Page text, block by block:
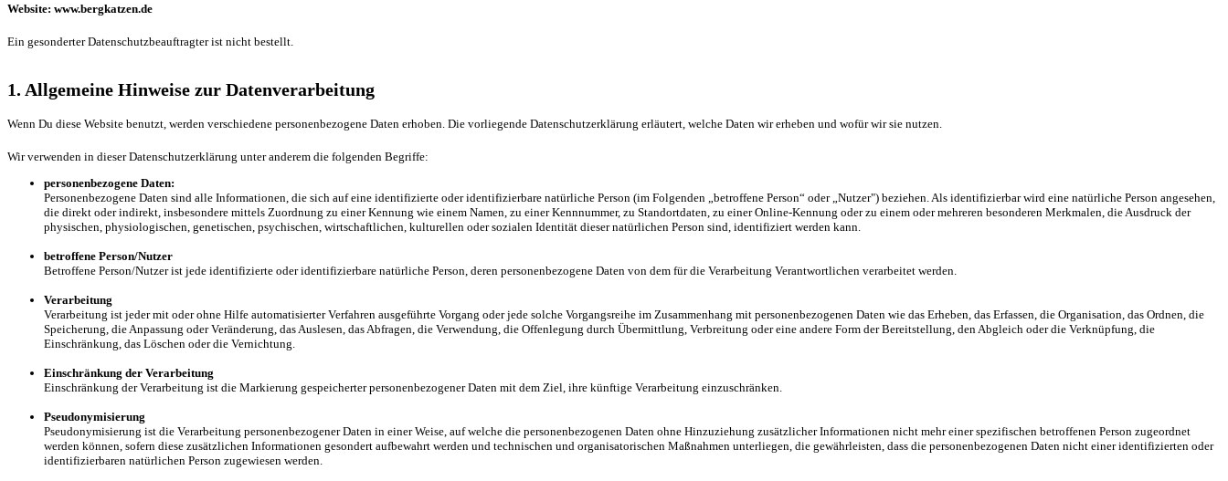
Website: www.bergkatzen.de
Ein gesonderter Datenschutzbeauftragter ist nicht bestellt.
1. Allgemeine Hinweise zur Datenverarbeitung
Wenn Du diese Website benutzt, werden verschiedene personenbezogene Daten erhoben. Die vorliegende Datenschutzerklärung erläutert, welche Daten wir erheben und wofür wir sie nutzen.
Wir verwenden in dieser Datenschutzerklärung unter anderem die folgenden Begriffe:
personenbezogene Daten:
Personenbezogene Daten sind alle Informationen, die sich auf eine identifizierte oder identifizierbare natürliche Person (im Folgenden „betroffene Person“ oder „Nutzer") beziehen. Als identifizierbar wird eine natürliche Person angesehen,
die direkt oder indirekt, insbesondere mittels Zuordnung zu einer Kennung wie einem Namen, zu einer Kennnummer, zu Standortdaten, zu einer Online-Kennung oder zu einem oder mehreren besonderen Merkmalen, die Ausdruck der
physischen, physiologischen, genetischen, psychischen, wirtschaftlichen, kulturellen oder sozialen Identität dieser natürlichen Person sind, identifiziert werden kann.
betroffene Person/Nutzer
Betroffene Person/Nutzer ist jede identifizierte oder identifizierbare natürliche Person, deren personenbezogene Daten von dem für die Verarbeitung Verantwortlichen verarbeitet werden.
Verarbeitung
Verarbeitung ist jeder mit oder ohne Hilfe automatisierter Verfahren ausgeführte Vorgang oder jede solche Vorgangsreihe im Zusammenhang mit personenbezogenen Daten wie das Erheben, das Erfassen, die Organisation, das Ordnen, die
Speicherung, die Anpassung oder Veränderung, das Auslesen, das Abfragen, die Verwendung, die Offenlegung durch Übermittlung, Verbreitung oder eine andere Form der Bereitstellung, den Abgleich oder die Verknüpfung, die
Einschränkung, das Löschen oder die Vernichtung.
Einschränkung der Verarbeitung
Einschränkung der Verarbeitung ist die Markierung gespeicherter personenbezogener Daten mit dem Ziel, ihre künftige Verarbeitung einzuschränken.
Pseudonymisierung
Pseudonymisierung ist die Verarbeitung personenbezogener Daten in einer Weise, auf welche die personenbezogenen Daten ohne Hinzuziehung zusätzlicher Informationen nicht mehr einer spezifischen betroffenen Person zugeordnet
werden können, sofern diese zusätzlichen Informationen gesondert aufbewahrt werden und technischen und organisatorischen Maßnahmen unterliegen, die gewährleisten, dass die personenbezogenen Daten nicht einer identifizierten oder
identifizierbaren natürlichen Person zugewiesen werden.